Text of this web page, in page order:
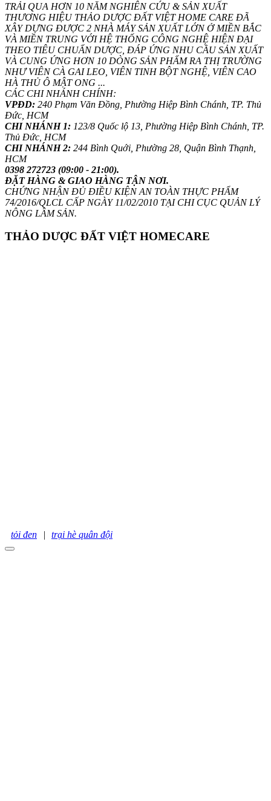
TRẢI QUA HƠN 10 NĂM NGHIÊN CỨU & SẢN XUẤT
THƯƠNG HIỆU THẢO DƯỢC ĐẤT VIỆT HOME CARE ĐÃ
XÂY DỰNG ĐƯỢC 2 NHÀ MÁY SẢN XUẤT LỚN Ở MIỀN BẮC
VÀ MIỀN TRUNG VỚI HỆ THỐNG CÔNG NGHỆ HIỆN ĐẠI
THEO TIÊU CHUẨN DƯỢC, ĐÁP ỨNG NHU CẦU SẢN XUẤT
VÀ CUNG ỨNG HƠN 10 DÒNG SẢN PHẨM RA THỊ TRƯỜNG
NHƯ VIÊN CÀ GAI LEO, VIÊN TINH BỘT NGHỆ, VIÊN CAO
HÀ THỦ Ô MẬT ONG ...
CÁC CHI NHÁNH CHÍNH:
VPĐD: 240 Phạm Văn Đồng, Phường Hiệp Bình Chánh, TP. Thủ
Đức, HCM
CHI NHÁNH 1: 123/8 Quốc lộ 13, Phường Hiệp Bình Chánh, TP.
Thủ Đức, HCM
CHI NHÁNH 2: 244 Bình Quới, Phường 28, Quận Bình Thạnh,
HCM
0398 272723 (09:00 - 21:00).
ĐẶT HÀNG & GIAO HÀNG TẬN NƠI.
CHỨNG NHẬN ĐỦ ĐIỀU KIỆN AN TOÀN THỰC PHẨM
74/2016/QLCL CẤP NGÀY 11/02/2010 TẠI CHI CỤC QUẢN LÝ
NÔNG LÂM SẢN.
THẢO DƯỢC ĐẤT VIỆT HOMECARE
tỏi đen | trại hè quân đội